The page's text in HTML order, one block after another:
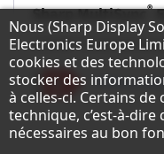
Sharp MultiSync®
LCD 86" Essential
Fiche
Remarque
Nous (Sharp Display
Electronics Europe
cookies et des
stocker des
à celles-ci. Certains
technique, c’est-à-
nécessaires au bon